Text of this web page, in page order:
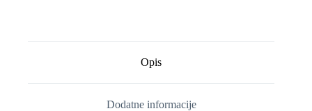
Opis
Dodatne informacije